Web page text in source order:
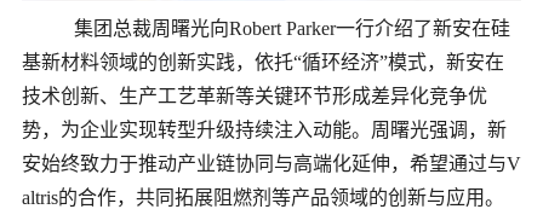
集团总裁周曙光向Robert Parker一行介绍了新安在硅
基新材料领域的创新实践，依托“循环经济”模式，新安在
技术创新、生产工艺革新等关键环节形成差异化竞争优
势，为企业实现转型升级持续注入动能。周曙光强调，新
安始终致力于推动产业链协同与高端化延伸，希望通过与V
altris的合作，共同拓展阻燃剂等产品领域的创新与应用。